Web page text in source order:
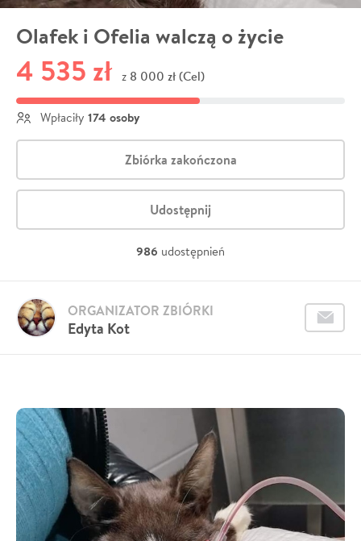
Olafek i Ofelia walczą o życie
4 535 zł z 8 000 zł (Cel)
Wpłaciły 174 osoby
Zbiórka zakończona
Udostępnij
986 udostępnień
Edyta Kot
ORGANIZATOR ZBIÓRKI